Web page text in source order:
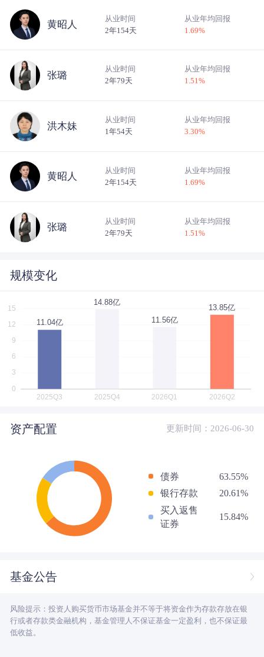
黄昭人
从业时间
2年154天
从业年均回报
1.69%
张璐
从业时间
2年79天
从业年均回报
1.51%
洪木妹
从业时间
1年54天
从业年均回报
3.30%
黄昭人
从业时间
2年154天
从业年均回报
1.69%
张璐
从业时间
2年79天
从业年均回报
1.51 %
规模变化
资产配置 更新时间：2026-06-30
债券
63.55%
银行存款
20.61%
买入返售
证券
15.84%
基金公告
风险提示：投资人购买货币市场基金并不等于将资金作为存款存放在银
行或者存款类金融机构，基金管理人不保证基金一定盈利，也不保证最
低收益。